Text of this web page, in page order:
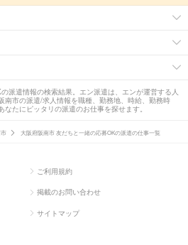
派遣情報の検索結果。エン派遣は、エンが運営する人
南市の派遣/求人情報を職種、勤務地、時給、勤務時
たにピッタリの派遣のお仕事を探せます。
大阪府阪南市 友だちと一緒の応募OKの派遣の仕事一覧
ご利用規約
掲載のお問い合わせ
サイトマップ